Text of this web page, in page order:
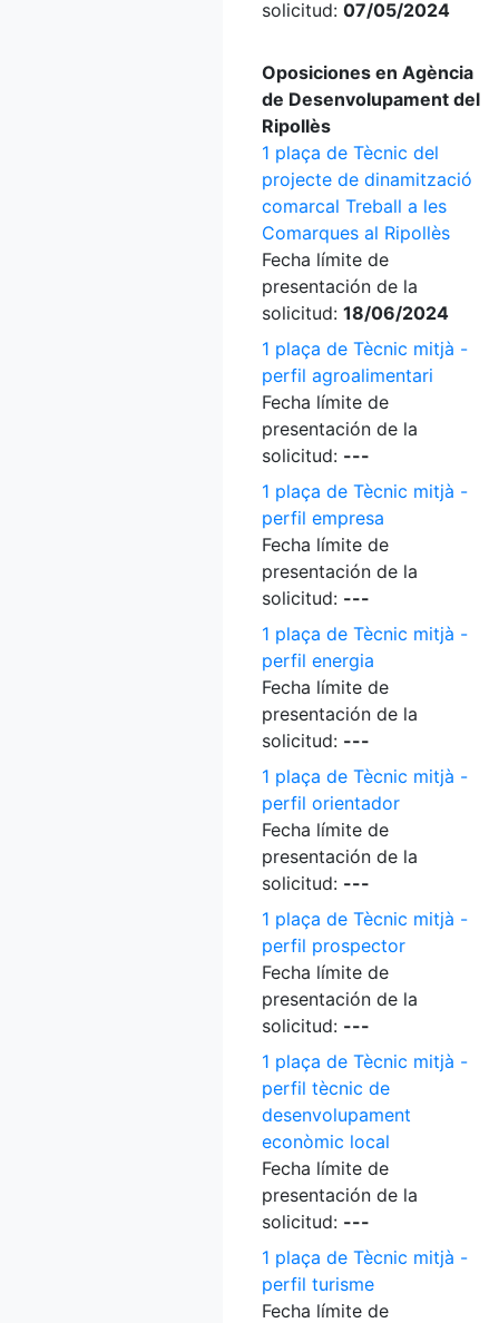
solicitud: 07/05/2024
Oposiciones en Agència
de Desenvolupament del
Ripollès
1 plaça de Tècnic del
projecte de dinamització
comarcal Treball a les
Comarques al Ripollès
Fecha límite de
presentación de la
solicitud: 18/06/2024
1 plaça de Tècnic mitjà -
perfil agroalimentari
Fecha límite de
presentación de la
solicitud: ---
1 plaça de Tècnic mitjà -
perfil empresa
Fecha límite de
presentación de la
solicitud: ---
1 plaça de Tècnic mitjà -
perfil energia
Fecha límite de
presentación de la
solicitud: ---
1 plaça de Tècnic mitjà -
perfil orientador
Fecha límite de
presentación de la
solicitud: ---
1 plaça de Tècnic mitjà -
perfil prospector
Fecha límite de
presentación de la
solicitud: ---
1 plaça de Tècnic mitjà -
perfil tècnic de
desenvolupament
econòmic local
Fecha límite de
presentación de la
solicitud: ---
1 plaça de Tècnic mitjà -
perfil turisme
Fecha límite de